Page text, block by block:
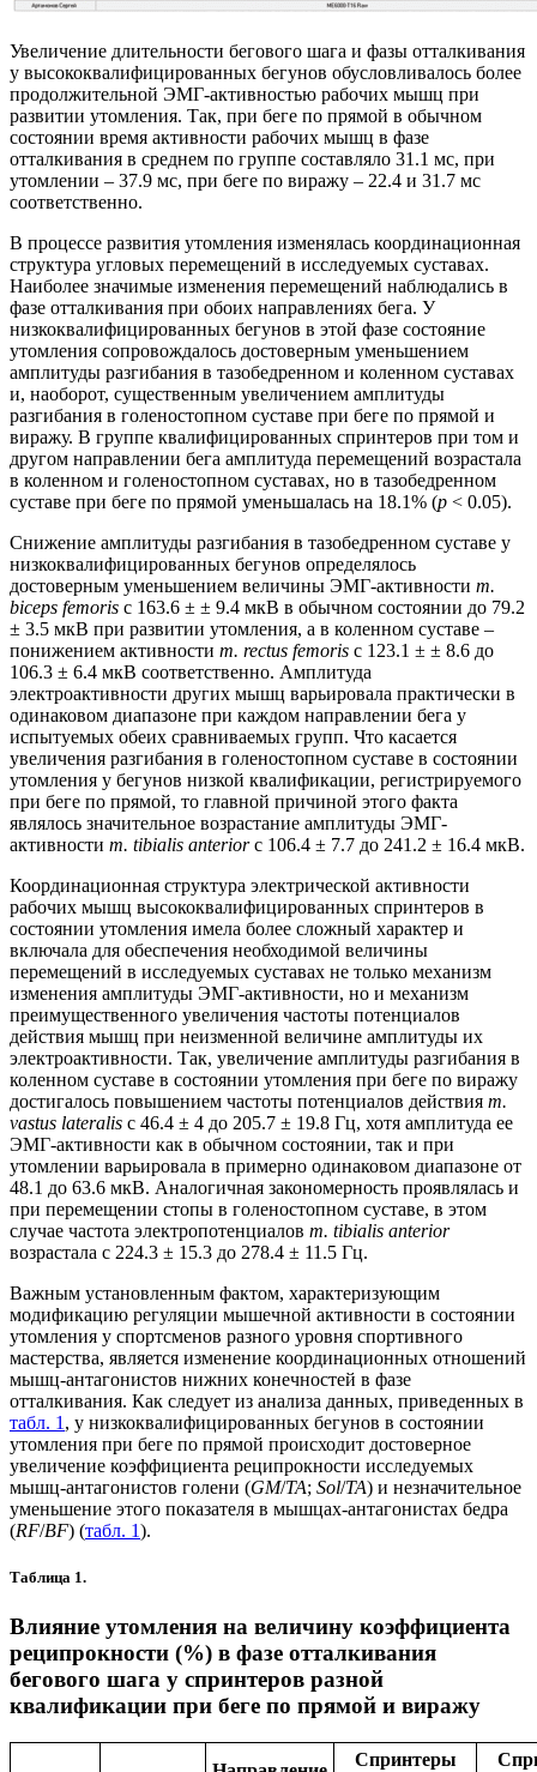
Увеличение длительности бегового шага и фазы отталкивания
у высококвалифицированных бегунов обусловливалось более
продолжительной ЭМГ-активностью рабочих мышц при
развитии утомления. Так, при беге по прямой в обычном
состоянии время активности рабочих мышц в фазе
отталкивания в среднем по группе составляло 31.1 мс, при
утомлении – 37.9 мс, при беге по виражу – 22.4 и 31.7 мс
соответственно.
В процессе развития утомления изменялась координационная
структура угловых перемещений в исследуемых суставах.
Наиболее значимые изменения перемещений наблюдались в
фазе отталкивания при обоих направлениях бега. У
низкоквалифицированных бегунов в этой фазе состояние
утомления сопровождалось достоверным уменьшением
амплитуды разгибания в тазобедренном и коленном суставах
и, наоборот, существенным увеличением амплитуды
разгибания в голеностопном суставе при беге по прямой и
виражу. В группе квалифицированных спринтеров при том и
другом направлении бега амплитуда перемещений возрастала
в коленном и голеностопном суставах, но в тазобедренном
суставе при беге по прямой уменьшалась на 18.1% (p < 0.05).
Снижение амплитуды разгибания в тазобедренном суставе у
низкоквалифицированных бегунов определялось
достоверным уменьшением величины ЭМГ-активности m.
biceps femoris с 163.6 ± ± 9.4 мкВ в обычном состоянии до 79.2
± 3.5 мкВ при развитии утомления, а в коленном суставе –
понижением активности m. rectus femoris с 123.1 ± ± 8.6 до
106.3 ± 6.4 мкВ соответственно. Амплитуда
электроактивности других мышц варьировала практически в
одинаковом диапазоне при каждом направлении бега у
испытуемых обеих сравниваемых групп. Что касается
увеличения разгибания в голеностопном суставе в состоянии
утомления у бегунов низкой квалификации, регистрируемого
при беге по прямой, то главной причиной этого факта
являлось значительное возрастание амплитуды ЭМГ-
активности m. tibialis anteriorс 106.4 ± 7.7 до 241.2 ± 16.4 мкВ.
Координационная структура электрической активности
рабочих мышц высококвалифицированных спринтеров в
состоянии утомления имела более сложный характер и
включала для обеспечения необходимой величины
перемещений в исследуемых суставах не только механизм
изменения амплитуды ЭМГ-активности, но и механизм
преимущественного увеличения частоты потенциалов
действия мышц при неизменной величине амплитуды их
электроактивности. Так, увеличение амплитуды разгибания в
коленном суставе в состоянии утомления при беге по виражу
достигалось повышением частоты потенциалов действия m.
vastus lateralis с 46.4 ± 4 до 205.7 ± 19.8 Гц, хотя амплитуда ее
ЭМГ-активности как в обычном состоянии, так и при
утомлении варьировала в примерно одинаковом диапазоне от
48.1 до 63.6 мкВ. Аналогичная закономерность проявлялась и
при перемещении стопы в голеностопном суставе, в этом
случае частота электропотенциалов m. tibialis anterior
возрастала с 224.3 ± 15.3 до 278.4 ± 11.5 Гц.
Важным установленным фактом, характеризующим
модификацию регуляции мышечной активности в состоянии
утомления у спортсменов разного уровня спортивного
мастерства, является изменение координационных отношений
мышц-антагонистов нижних конечностей в фазе
отталкивания. Как следует из анализа данных, приведенных в
табл. 1 , у низкоквалифицированных бегунов в состоянии
утомления при беге по прямой происходит достоверное
увеличение коэффициента реципрокности исследуемых
мышц-антагонистов голени (GM/TA; Sol/TA) и незначительное
уменьшение этого показателя в мышцах-антагонистах бедра
(RF/BF) (табл. 1).
Таблица 1.
Влияние утомления на величину коэффициента
реципрокности (%) в фазе отталкивания
бегового шага у спринтеров разной
квалификации при беге по прямой и виражу
Спринтеры